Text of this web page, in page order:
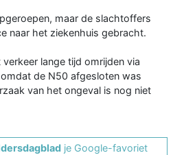
maar de slachtoffers
naar het ziekenhuis gebracht.
lange tijd omrijden via
de N50 afgesloten was
van het ongeval is nog niet
je Google-favoriet